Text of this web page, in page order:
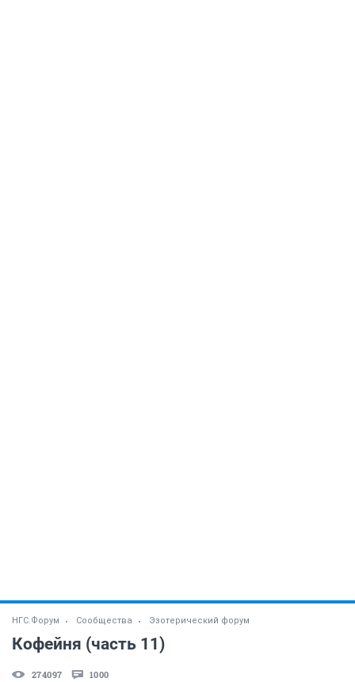
НГС.Форум Сообщества Эзотерический форум
Кофейня (часть 11)
274097 1000